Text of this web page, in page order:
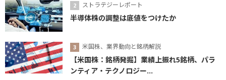
ストラテジーレポート
半導体株の調整は底値をつけたか
米国株、業界動向と銘柄解説
【米国株：銘柄発掘】業績上振れ5銘柄、パラ
ンティア・テクノロジー...